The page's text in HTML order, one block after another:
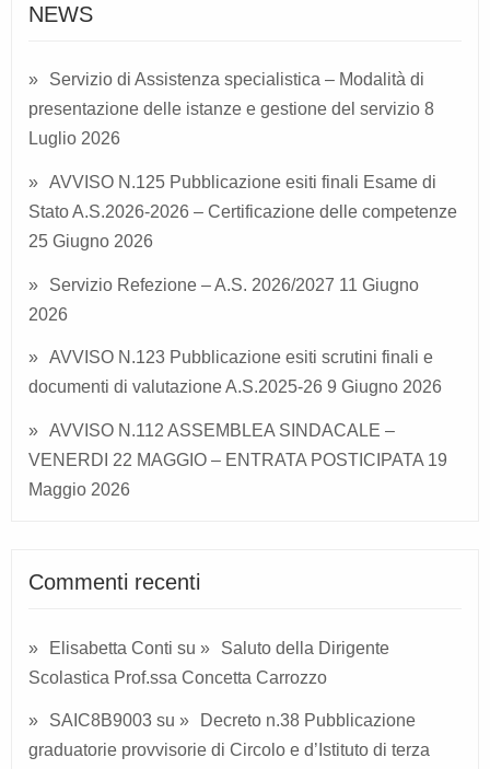
NEWS
Servizio di Assistenza specialistica – Modalità di
presentazione delle istanze e gestione del servizio 8
Luglio 2026
AVVISO N.125 Pubblicazione esiti finali Esame di
Stato A.S.2026-2026 – Certificazione delle competenze
25 Giugno 2026
Servizio Refezione – A.S. 2026/2027 11 Giugno
2026
AVVISO N.123 Pubblicazione esiti scrutini finali e
documenti di valutazione A.S.2025-26 9 Giugno 2026
AVVISO N.112 ASSEMBLEA SINDACALE –
VENERDI 22 MAGGIO – ENTRATA POSTICIPATA 19
Maggio 2026
Commenti recenti
Elisabetta Conti su
Saluto della Dirigente
Scolastica Prof.ssa Concetta Carrozzo
SAIC8B9003 su
Decreto n.38 Pubblicazione
graduatorie provvisorie di Circolo e d’Istituto di terza